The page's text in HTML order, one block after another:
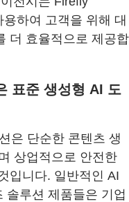
하여 고객을 위해 대
더 효율적으로 제공합
표준 생성형 AI 도
은 단순한 콘텐츠 생
상업적으로 안전한
입니다. 일반적인 AI
솔루션 제품들은 기업